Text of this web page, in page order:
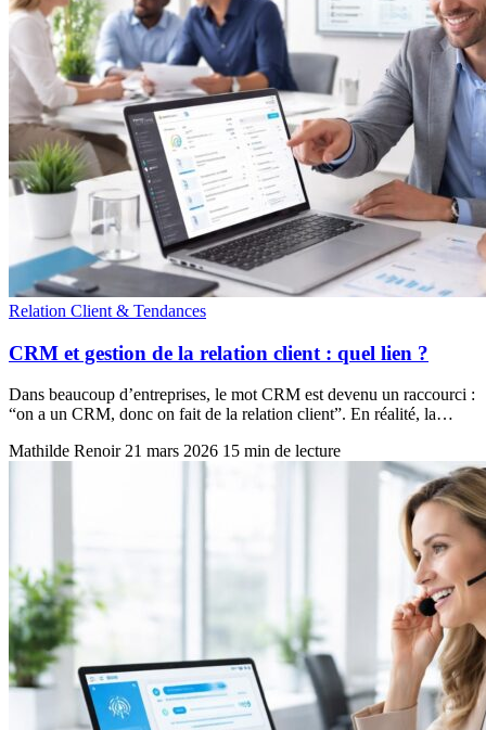
Relation Client & Tendances
CRM et gestion de la relation client : quel lien ?
Dans beaucoup d’entreprises, le mot CRM est devenu un raccourci :
“on a un CRM, donc on fait de la relation client”. En réalité, la…
Mathilde Renoir 21 mars 2026 15 min de lecture